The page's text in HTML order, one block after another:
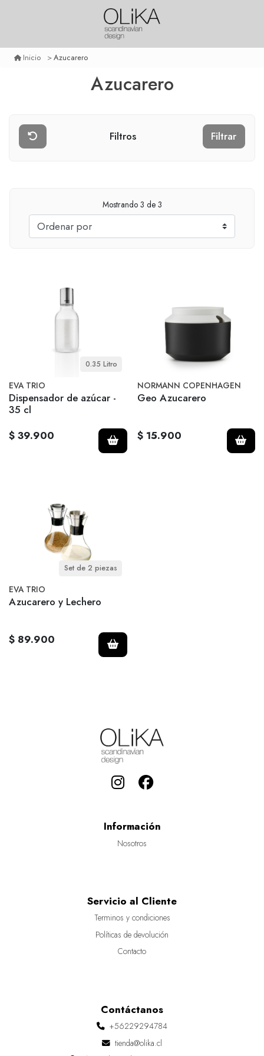
Inicio Azucarero
Azucarero
Filtros Filtrar
Mostrando 3 de 3
0.35 Litro
EVA TRIO
Dispensador de azúcar -
35 cl
$ 39.900
NORMANN COPENHAGEN
Geo Azucarero
$ 15.900
Set de 2 piezas
EVA TRIO
Azucarero y Lechero
$ 89.900
Información
Nosotros
Servicio al Cliente
Terminos y condiciones
Políticas de devolución
Contacto
Contáctanos
+56229294784
tienda@olika.cl